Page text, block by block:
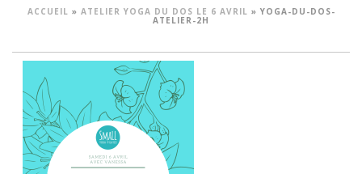
ACCUEIL » ATELIER YOGA DU DOS LE 6 AVRIL » YOGA-DU-DOS-
ATELIER-2H